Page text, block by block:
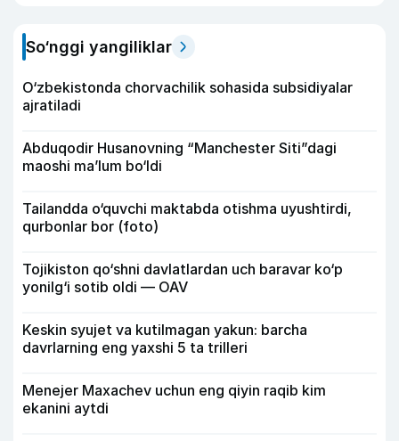
So‘nggi yangiliklar
O‘zbekistonda chorvachilik sohasida subsidiyalar
ajratiladi
Abduqodir Husanovning “Manchester Siti”dagi
maoshi ma’lum bo‘ldi
Tailandda o‘quvchi maktabda otishma uyushtirdi,
qurbonlar bor (foto)
Tojikiston qo‘shni davlatlardan uch baravar ko‘p
yonilg‘i sotib oldi — OAV
Keskin syujet va kutilmagan yakun: barcha
davrlarning eng yaxshi 5 ta trilleri
Menejer Maxachev uchun eng qiyin raqib kim
ekanini aytdi